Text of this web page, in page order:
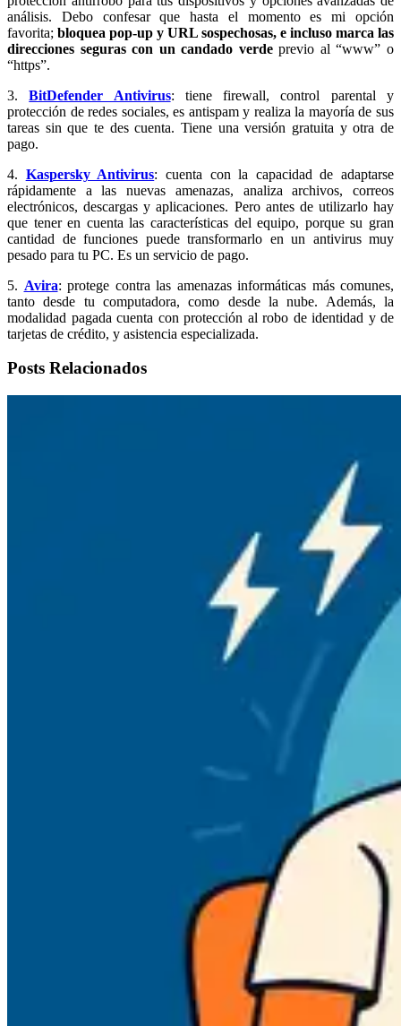
análisis. Debo confesar que hasta el momento es mi opción
favorita; bloquea pop-up y URL sospechosas, e incluso marca las
direcciones seguras con un candado verdeprevio al “www” o
“https”.
3.BitDefender Antivirus: tiene firewall, control parental y
protección de redes sociales, es antispam y realiza la mayoría de sus
tareas sin que te des cuenta. Tiene una versión gratuita y otra de
pago.
4. Kaspersky Antivirus: cuenta con la capacidad de adaptarse
rápidamente a las nuevas amenazas, analiza archivos, correos
electrónicos, descargas y aplicaciones. Pero antes de utilizarlo hay
que tener en cuenta las características del equipo, porque su gran
cantidad de funciones puede transformarlo en un antivirus muy
pesado para tu PC. Es un servicio de pago.
5. Avira: protege contra las amenazas informáticas más comunes,
tanto desde tu computadora, como desde la nube. Además, la
modalidad pagada cuenta con protección al robo de identidad y de
tarjetas de crédito, y asistencia especializada.
Posts Relacionados